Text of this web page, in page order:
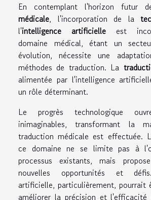
En contemplant l'horizon futur
médicale, l'incorporation de la
l'intelligence artificielle est
domaine médical, étant un
évolution, nécessite une
méthodes de traduction. La
alimentée par l'intelligence
un rôle déterminant.
Le progrès technologique
inimaginables, transformant la
traduction médicale est effectuée.
ce domaine ne se limite pas à
processus existants, mais
nouvelles opportunités et
artificielle, particulièrement, pourrait
améliorer la précision et